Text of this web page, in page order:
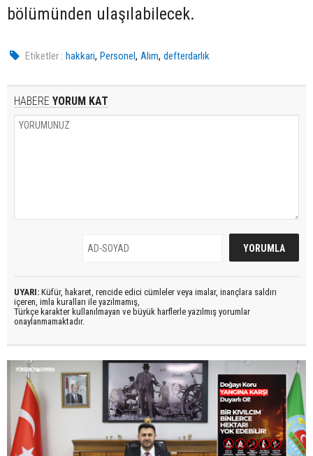
bölümünden ulaşılabilecek.
Etiketler : hakkari,Personel,Alım,defterdarlık
HABERE YORUM KAT
UYARI: Küfür, hakaret, rencide edici cümleler veya imalar, inançlara saldırı
içeren, imla kuralları ile yazılmamış,
Türkçe karakter kullanılmayan ve büyük harflerle yazılmış yorumlar
onaylanmamaktadır.